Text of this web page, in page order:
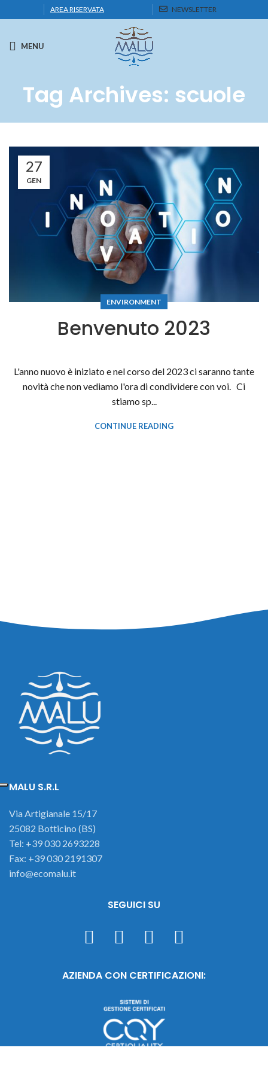
AREA RISERVATA NEWSLETTER
MENU
Tag Archives: scuole
27
GEN
ENVIRONMENT
Benvenuto 2023
L'anno nuovo è iniziato e nel corso del 2023 ci saranno tante
novità che non vediamo l'ora di condividere con voi. Ci
stiamo sp...
CONTINUE READING
MALU S.R.L
Via Artigianale 15/17
25082 Botticino (BS)
Tel: +39 030 2693228
Fax: +39 030 2191307
info@ecomalu.it
SEGUICI SU
AZIENDA CON CERTIFICAZIONI: